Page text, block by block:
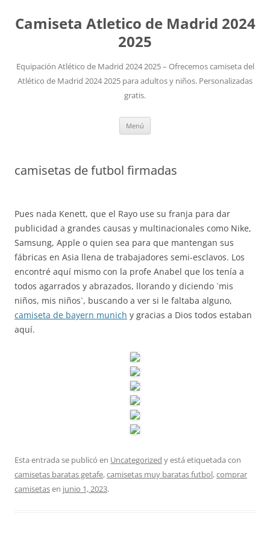
Camiseta Atletico de Madrid 2024
2025
Equipación Atlético de Madrid 2024 2025 – Ofrecemos camiseta del
Atlético de Madrid 2024 2025 para adultos y niños. Personalizadas
gratis.
Menú
camisetas de futbol firmadas
Pues nada Kenett, que el Rayo use su franja para dar
publicidad a grandes causas y multinacionales como Nike,
Samsung, Apple o quien sea para que mantengan sus
fábricas en Asia llena de trabajadores semi-esclavos. Los
encontré aquí mismo con la profe Anabel que los tenía a
todos agarrados y abrazados, llorando y diciendo `mis
niños, mis niños`, buscando a ver si le faltaba alguno,
camiseta de bayern munich y gracias a Dios todos estaban
aquí.
Esta entrada se publicó en Uncategorized y está etiquetada con
camisetas baratas getafe,camisetas muy baratas futbol,comprar
camisetasen junio 1, 2023.